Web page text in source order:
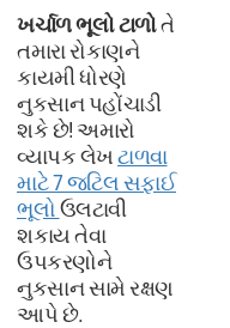
ખર્ચાળ ભૂલો ટાળોતે
તમારા રોકાણને
કાયમી ધોરણે
નુકસાન પહોંચાડી
શકે છે! અમારો
વ્યાપક લેખટાળવા
માટે 7 જટિલ સફાઈ
ભૂલોઉલટાવી
શકાય તેવા
ઉપકરણોને
નુકસાન સામે રક્ષણ
આપે છે.